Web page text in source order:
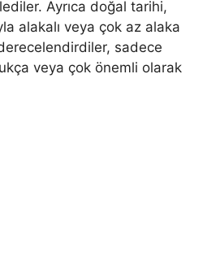
Ayrıca doğal tarihi,
alakalı veya çok az alaka
sadece
veya çok önemli olarak